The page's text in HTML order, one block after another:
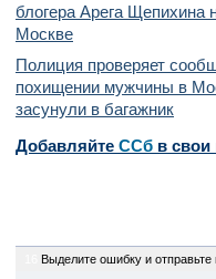
блогера Арега Щепихина
Москве
Полиция проверяет
похищении мужчины в
засунули в багажник
Добавляйте CСб в свои
Выделите ошибку и отправьте